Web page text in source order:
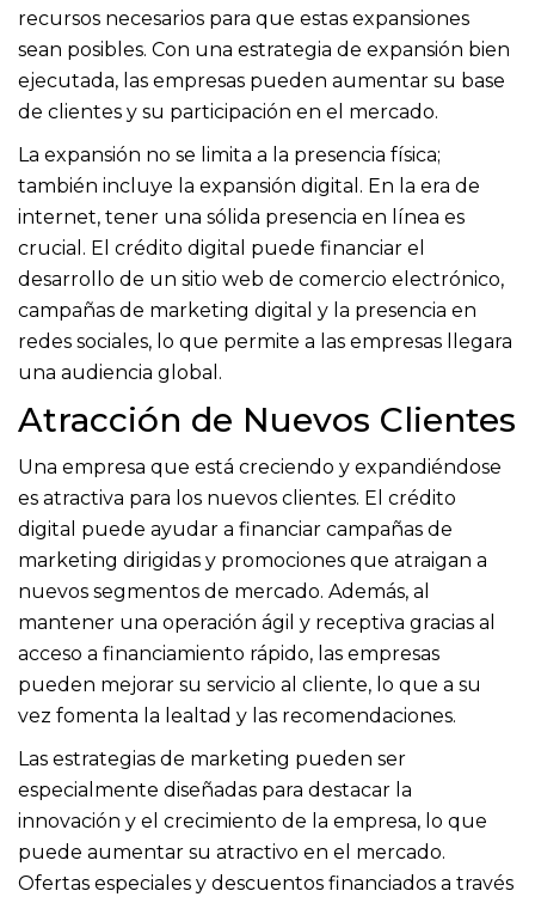
recursos necesarios para que estas expansiones
sean posibles. Con una estrategia de expansión bien
ejecutada, las empresas pueden aumentar su base
de clientes y su participación en el mercado.
La expansión no se limita a la presencia física;
también incluye la expansión digital. En la era de
internet, tener una sólida presencia en línea es
crucial. El crédito digital puede financiar el
desarrollo de un sitio web de comercio electrónico,
campañas de marketing digital y la presencia en
redes sociales, lo que permite a las empresas llegara
una audiencia global.
Atracción de Nuevos Clientes
Una empresa que está creciendo y expandiéndose
es atractiva para los nuevos clientes. El crédito
digital puede ayudar a financiar campañas de
marketing dirigidas y promociones que atraigan a
nuevos segmentos de mercado. Además, al
mantener una operación ágil y receptiva gracias al
acceso a financiamiento rápido, las empresas
pueden mejorar su servicio al cliente, lo que a su
vez fomenta la lealtad y las recomendaciones.
Las estrategias de marketing pueden ser
especialmente diseñadas para destacar la
innovación y el crecimiento de la empresa, lo que
puede aumentar su atractivo en el mercado.
Ofertas especiales y descuentos financiados a través